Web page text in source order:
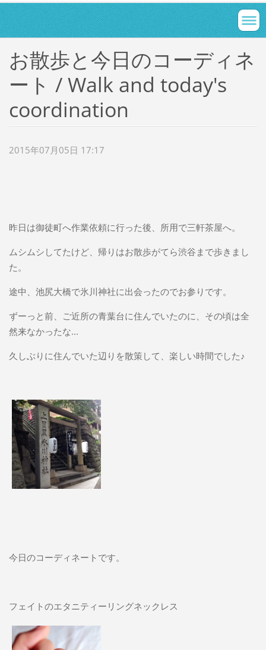
お散歩と今日のコーディネ
ート / Walk and today's
coordination
2015年07月05日 17:17
昨日は御徒町へ作業依頼に行った後、所用で三軒茶屋へ。
ムシムシしてたけど、帰りはお散歩がてら渋谷まで歩きまし
た。
途中、池尻大橋で氷川神社に出会ったのでお参りです。
ずーっと前、ご近所の青葉台に住んでいたのに、その頃は全
然来なかったな...
久しぶりに住んでいた辺りを散策して、楽しい時間でした♪
今日のコーディネートです。
フェイトのエタニティーリングネックレス